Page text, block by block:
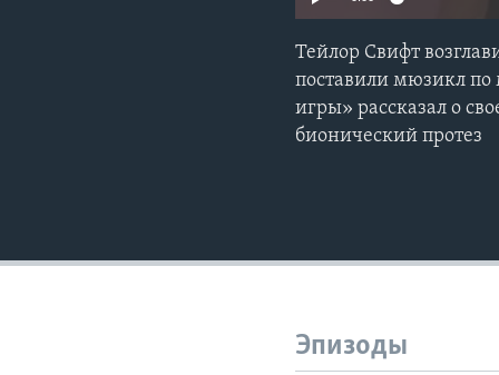
Тейлор Свифт
поставили мюзикл
игры» рассказал о
бионический протез
Эпизоды